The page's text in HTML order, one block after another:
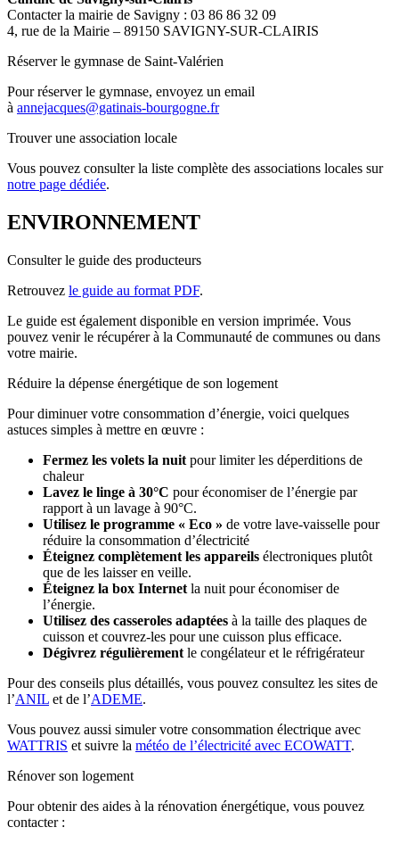
Contacter la mairie de Savigny : 03 86 86 32 09
4, rue de la Mairie – 89150 SAVIGNY-SUR-CLAIRIS
Réserver le gymnase de Saint-Valérien
Pour réserver le gymnase, envoyez un email
à annejacques@gatinais-bourgogne.fr
Trouver une association locale
Vous pouvez consulter la liste complète des associations locales sur
notre page dédiée.
ENVIRONNEMENT
Consulter le guide des producteurs
Retrouvez le guide au format PDF.
Le guide est également disponible en version imprimée. Vous
pouvez venir le récupérer à la Communauté de communes ou dans
votre mairie.
Réduire la dépense énergétique de son logement
Pour diminuer votre consommation d’énergie, voici quelques
astuces simples à mettre en œuvre :
Fermez les volets la nuit pour limiter les déperditions de
chaleur
Lavez le linge à 30°C pour économiser de l’énergie par
rapport à un lavage à 90°C.
Utilisez le programme « Eco » de votre lave-vaisselle pour
réduire la consommation d’électricité
Éteignez complètement les appareils électroniques plutôt
que de les laisser en veille.
Éteignez la box Internet la nuit pour économiser de
l’énergie.
Utilisez des casseroles adaptées à la taille des plaques de
cuisson et couvrez-les pour une cuisson plus efficace.
Dégivrez régulièrement le congélateur et le réfrigérateur
Pour des conseils plus détaillés, vous pouvez consultez les sites de
l’ANIL et de l’ADEME.
Vous pouvez aussi simuler votre consommation électrique avec
WATTRIS et suivre la météo de l’électricité avec ECOWATT.
Rénover son logement
Pour obtenir des aides à la rénovation énergétique, vous pouvez
contacter :